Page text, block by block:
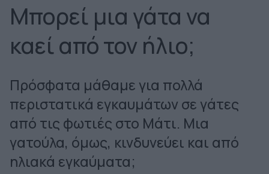
Μπορεί μια γάτα να
καεί από τον ήλιο;
Πρόσφατα μάθαμε για πολλά
περιστατικά εγκαυμάτων σε γάτες
από τις φωτιές στο Μάτι. Μια
γατούλα, όμως, κινδυνεύει και από
ηλιακά εγκαύματα;